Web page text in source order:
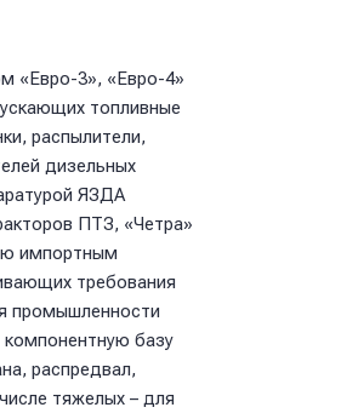
«Евро-3», «Евро-4»
топливные
распылители,
дизельных
ЯЗДА
ПТЗ, «Четра»
импортным
требования
промышленности
базу
распредвал,
тяжелых – для